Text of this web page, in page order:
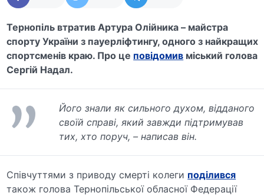
Тернопіль втратив Артура Олійника – майстра
спорту України з пауерліфтингу, одного з найкращих
спортсменів краю. Про це повідомив міський голова
Сергій Надал.
Його знали як сильного духом, відданого
своїй справі, який завжди підтримував
тих, хто поруч, – написав він.
Співчуттями з приводу смерті колеги поділився
також голова Тернопільської обласної Федерації